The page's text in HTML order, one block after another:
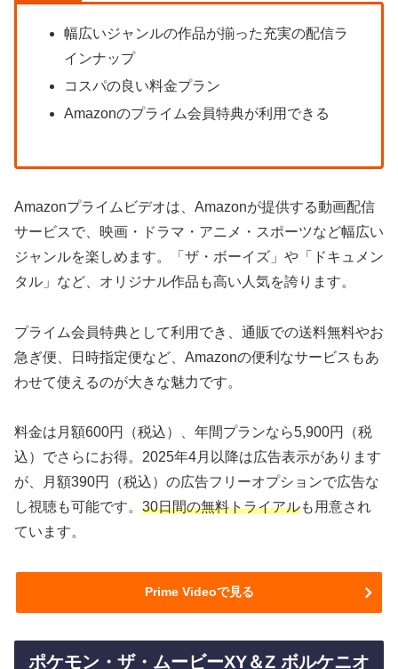
幅広いジャンルの作品が揃った充実の配信ラ
インナップ
コスパの良い料金プラン
Amazonのプライム会員特典が利用できる
Amazonプライムビデオは、Amazonが提供する動画配信
サービスで、映画・ドラマ・アニメ・スポーツなど幅広い
ジャンルを楽しめます。「ザ・ボーイズ」や「ドキュメン
タル」など、オリジナル作品も高い人気を誇ります。
プライム会員特典として利用でき、通販での送料無料やお
急ぎ便、日時指定便など、Amazonの便利なサービスもあ
わせて使えるのが大きな魅力です。
料金は月額600円（税込）、年間プランなら5,900円（税
込）でさらにお得。2025年4月以降は広告表示があります
が、月額390円（税込）の広告フリーオプションで広告な
し視聴も可能です。 30日間の無料トライアルも用意され
ています。
Prime Videoで見る
ポケモン・ザ・ムービーXY＆Z ボルケニオ